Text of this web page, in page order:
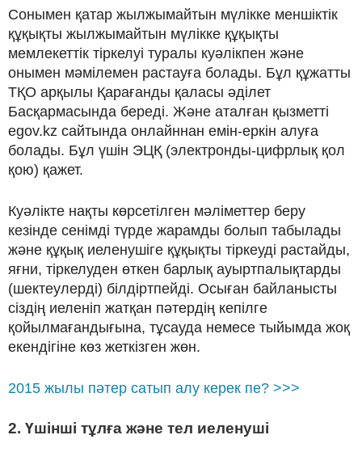
Сонымен қатар жылжымайтын мүлікке меншіктік
құқықты жылжымайтын мүлікке құқықты
мемлекеттік тіркелуі туралы куәлікпен және
онымен мәмілемен растауға болады. Бұл құжатты
ТҚО арқылы Қарағанды қаласы әділет
Басқармасында береді. Және аталған қызметті
egov.kz сайтында онлайннан емін-еркін алуға
болады. Бұл үшін ЭЦҚ (электронды-цифрлық қол
қою) қажет.
Куәлікте нақты көрсетілген мәліметтер беру
кезінде сенімді түрде жарамды болып табылады
және құқық иеленушіге құқықты тіркеуді растайды,
яғни, тіркелуден өткен барлық ауыртпалықтарды
(шектеулерді) білдіртпейді. Осыған байланысты
сіздің иеленіп жатқан пәтердің кепілге
қойылмағандығына, тұсауда немесе тыйымда жоқ
екендігіне көз жеткізген жөн.
2015 жылы пәтер сатып алу керек пе? >>>
2. Үшінші тұлға және тел иеленуші